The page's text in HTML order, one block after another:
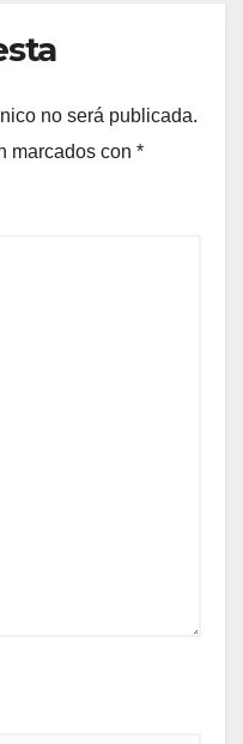
no será publicada.
marcados con *